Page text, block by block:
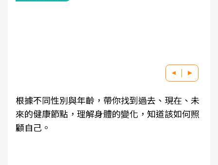
根據不同性別與年齡，帶你找到過去、現在、未
來的健康節點，理解身體的變化，知道該如何照
顧自己。